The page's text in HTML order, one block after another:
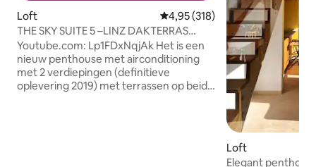
Loft Gemiddelde beoordeling van
4,95 (318)
THE SKY SUITE 5 –LINZ DAKTERRAS
LOFT –WHIRLPOOL
Youtube.com: Lp1FDxNqjAk Het is een
nieuw penthouse met airconditioning
met 2 verdiepingen (definitieve
oplevering 2019) met terrassen op beide
Loft
Elegant